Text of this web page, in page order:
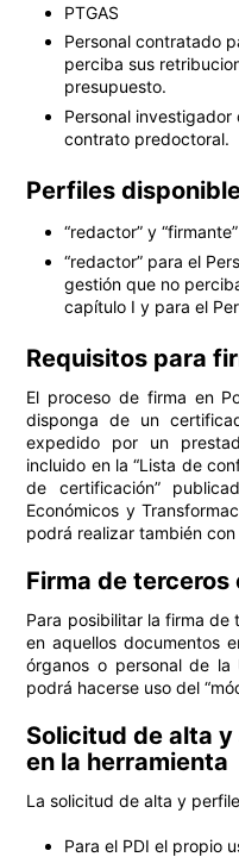
PTGAS
Personal contratado
perciba sus
presupuesto.
Personal
contrato predoctoral.
Perfiles
“redactor” y
“redactor” para el
gestión que no
capítulo I y para el
Requisitos para
El proceso de firma en
disponga de un
expedido por un
incluido en la “Lista de
de certificación”
Económicos y
podrá realizar también
Firma de terceros
Para posibilitar la firma de
en aquellos documentos
órganos o personal de la
podrá hacerse uso del
Solicitud de alta
en la herramienta
La solicitud de alta y
Para el PDI el propio